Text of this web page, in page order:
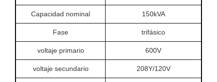
Capacidad nominal 150kVA
Fase trifásico
voltaje primario 600V
voltaje secundario 208Y/120V